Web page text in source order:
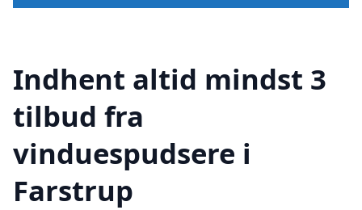
Indhent altid mindst 3
tilbud fra
vinduespudsere i
Farstrup